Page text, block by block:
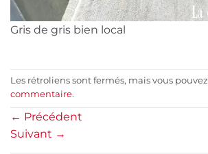
Gris de gris bien local
Les rétroliens sont fermés, mais vous pouvez
commentaire.
← Précédent
Suivant →